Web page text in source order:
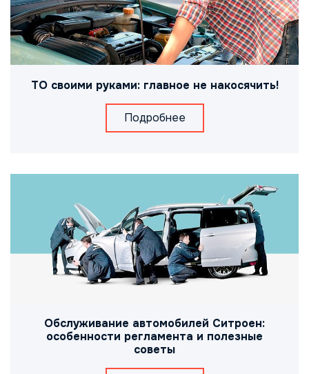
ТО своими руками: главное не накосячить!
Подробнее
Обслуживание автомобилей Ситроен:
особенности регламента и полезные
советы